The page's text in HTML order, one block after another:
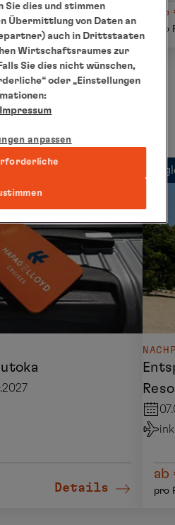
Details pro
Details
ab
pro
Sie dies und stimmen
Übermittlung von Daten an
auch in Drittstaaten
Wirtschaftsraumes zur
Sie dies nicht wünschen,
oder „Einstellungen
anpassen